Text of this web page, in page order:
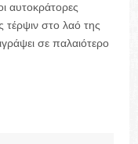
αυτοκράτορες
τέρψιν στο λαό της
σε παλαιότερο